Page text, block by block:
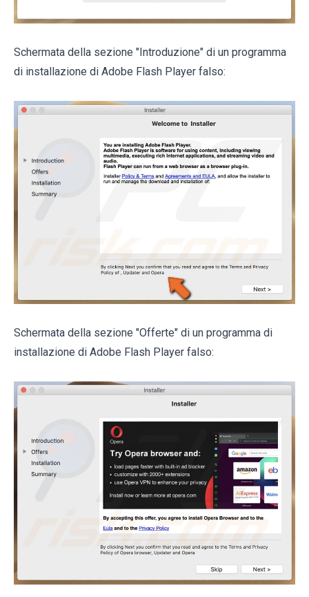
Schermata della sezione "Introduzione" di un programma
di installazione di Adobe Flash Player falso:
Schermata della sezione "Offerte" di un programma di
installazione di Adobe Flash Player falso: